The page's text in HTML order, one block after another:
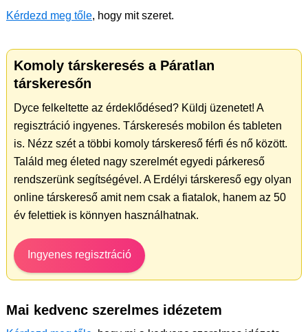
Kérdezd meg tőle, hogy mit szeret.
Komoly társkeresés a Páratlan
társkeresőn
Dyce felkeltette az érdeklődésed? Küldj üzenetet! A
regisztráció ingyenes. Társkeresés mobilon és tableten
is. Nézz szét a többi komoly társkereső férfi és nő között.
Találd meg életed nagy szerelmét egyedi párkereső
rendszerünk segítségével. A Erdélyi társkereső egy olyan
online társkereső amit nem csak a fiatalok, hanem az 50
év felettiek is könnyen használhatnak.
Ingyenes regisztráció
Mai kedvenc szerelmes idézetem